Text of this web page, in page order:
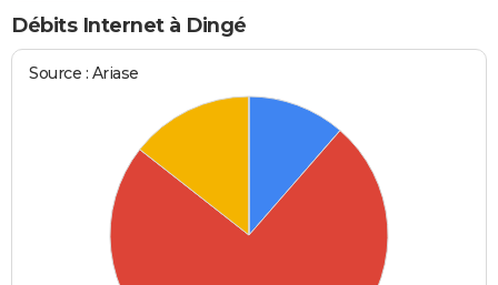
Bricolage
Lifestyle
Culture
Sport
Auto
Television
Voyage
Cinema
Débits Internet à Dingé
Source : Ariase